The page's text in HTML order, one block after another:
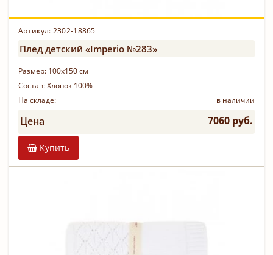
Артикул: 2302-18865
Плед детский «Imperio №283»
Размер: 100х150 см
Состав:Хлопок 100%
На складе:
в наличии
Цена 7060 руб.
Купить